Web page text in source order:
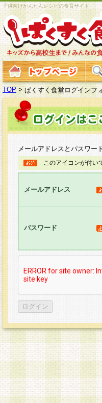
子供向けかんたんレシピの食育サイト
TOP > ぱくすく食堂ログインフ
メールアドレスとパスワー
このアイコンが付い
メールアドレス
パスワード